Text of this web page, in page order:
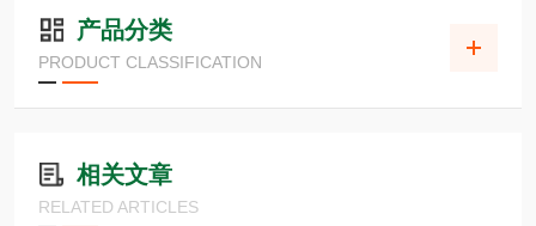
产品分类
PRODUCT CLASSIFICATION
相关文章
RELATED ARTICLES